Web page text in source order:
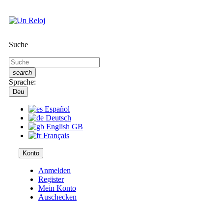
Suche
search
Sprache:
Deu
Español
Deutsch
English GB
Français
Konto
Anmelden
Register
Mein Konto
Auschecken